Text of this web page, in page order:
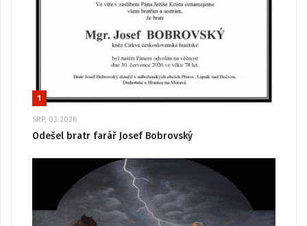
1
SRP, 03 2026
Odešel bratr farář Josef Bobrovský